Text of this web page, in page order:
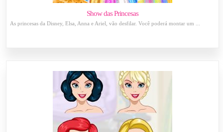
Show das Princesas
As princesas da Disney, Elsa, Anna e Ariel, vão desfilar. Você poderá montar um ...